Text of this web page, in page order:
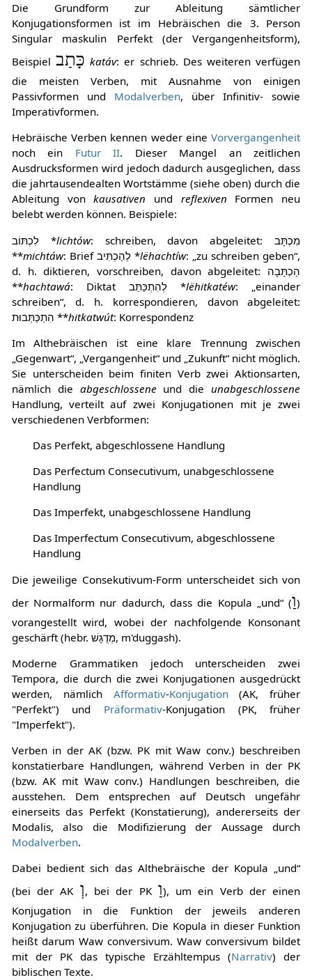
Die Grundform zur Ableitung sämtlicher
Konjugationsformen ist im Hebräischen die 3. Person
Singular maskulin Perfekt (der Vergangenheitsform),
Beispielכָּתַב katáv: er schrieb. Des weiteren verfügen
die meisten Verben, mit Ausnahme von einigen
Passivformen und Modalverben, über Infinitiv- sowie
Imperativformen.
Hebräische Verben kennen weder eineVorvergangenheit
noch ein Futur II. Dieser Mangel an zeitlichen
Ausdrucksformen wird jedoch dadurch ausgeglichen, dass
die jahrtausendealten Wortstämme (siehe oben) durch die
Ableitung vonkausativen und reflexiven Formen neu
belebt werden können. Beispiele:
לִכְתּוֹב *lichtów: schreiben, davon abgeleitet: מִכְתָּב
**michtáw : Brief לְהַכְתִּיב *lëhachtíw: „zu schreiben geben“,
d. h. diktieren, vorschreiben, davon abgeleitet: הַכְתָּבָה
**hachtawá : Diktat לְהִתְכַּתֵּב *lëhitkatéw: „einander
schreiben“, d. h. korrespondieren, davon abgeleitet:
הִתְכַּתְּבוּת **hitkatwút: Korrespondenz
Im Althebräischen ist eine klare Trennung zwischen
„Gegenwart“, „Vergangenheit“ und „Zukunft“ nicht möglich.
Sie unterscheiden beim finiten Verb zwei Aktionsarten,
nämlich die abgeschlossene und dieunabgeschlossene
Handlung, verteilt auf zwei Konjugationen mit je zwei
verschiedenen Verbformen:
Das Perfekt, abgeschlossene Handlung
Das Perfectum Consecutivum, unabgeschlossene
Handlung
Das Imperfekt, unabgeschlossene Handlung
Das Imperfectum Consecutivum, abgeschlossene
Handlung
Die jeweilige Consekutivum-Form unterscheidet sich von
der Normalform nur dadurch, dass die Kopula „und“ (וַ)
vorangestellt wird, wobei der nachfolgende Konsonant
geschärft (hebr. מְדֻגָּשׁ, m'duggash).
Moderne Grammatiken jedoch unterscheiden zwei
Tempora, die durch die zwei Konjugationen ausgedrückt
werden, nämlich Afformativ-Konjugation(AK, früher
"Perfekt") und Präformativ-Konjugation (PK, früher
"Imperfekt").
Verben in der AK (bzw. PK mit Waw conv.) beschreiben
konstatierbare Handlungen, während Verben in der PK
(bzw. AK mit Waw conv.) Handlungen beschreiben, die
ausstehen. Dem entsprechen auf Deutsch ungefähr
einerseits das Perfekt (Konstatierung), andererseits der
Modalis, also die Modifizierung der Aussage durch
Modalverben.
Dabei bedient sich das Althebräische der Kopula „und“
(bei der AK וְ, bei der PK וַ), um ein Verb der einen
Konjugation in die Funktion der jeweils anderen
Konjugation zu überführen. Die Kopula in dieser Funktion
heißt darum Waw conversivum. Waw conversivum bildet
mit der PK das typische Erzähltempus (Narrativ) der
biblischen Texte.